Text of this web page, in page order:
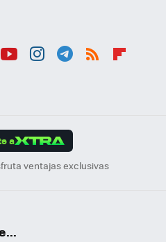
a
ventajas exclusivas